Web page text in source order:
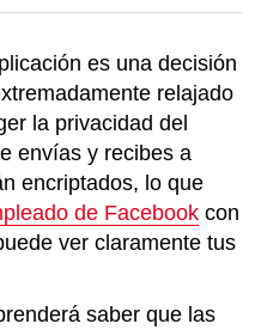
es una decisión
relajado
la privacidad del
envías y recibes a
encriptados, lo que
de Facebook con
ver claramente tus
saber que las